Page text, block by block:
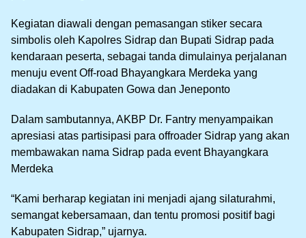
Kegiatan diawali dengan pemasangan stiker secara
simbolis oleh Kapolres Sidrap dan Bupati Sidrap pada
kendaraan peserta, sebagai tanda dimulainya perjalanan
menuju event Off-road Bhayangkara Merdeka yang
diadakan di Kabupaten Gowa dan Jeneponto
Dalam sambutannya, AKBP Dr. Fantry menyampaikan
apresiasi atas partisipasi para offroader Sidrap yang akan
membawakan nama Sidrap pada event Bhayangkara
Merdeka
“Kami berharap kegiatan ini menjadi ajang silaturahmi,
semangat kebersamaan, dan tentu promosi positif bagi
Kabupaten Sidrap,” ujarnya.